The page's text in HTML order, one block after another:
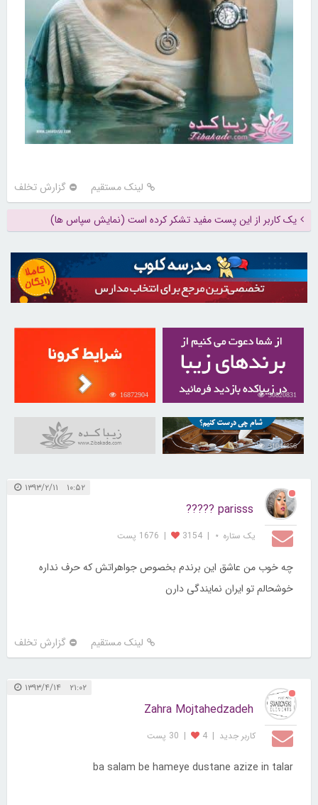
لینک مستقیم گزارش تخلف
یک کاربر از این پست مفید تشکر کرده است (نمایش سپاس ها)
30820831
16872904
31044856
۱۰:۵۲ ۱۳۹۳/۲/۱۱
parisss ?????
یک ستاره ⋆ |
3154
| 1676 پست
چه خوب من عاشق این برندم بخصوص جواهراتش که حرف نداره
خوشحالم تو ایران نمایندگی دارن
لینک مستقیم گزارش تخلف
۲۱:۰۲ ۱۳۹۳/۴/۱۴
Zahra Mojtahedzadeh
کاربر جديد |
4
| 30 پست
ba salam be hameye dustane azize in talar